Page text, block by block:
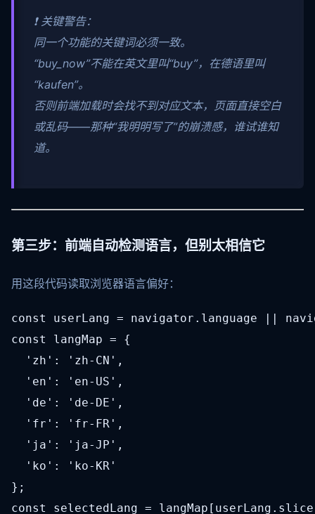
❗ 关键警告：
同一个功能的关键词必须一致。
“buy_now”不能在英文里叫“buy”，在德语里叫
“kaufen”。
否则前端加载时会找不到对应文本，页面直接空白
或乱码——那种“我明明写了”的崩溃感，谁试谁知
道。
第三步：前端自动检测语言，但别太相信它
用这段代码读取浏览器语言偏好：
const userLang = navigator.language ||
const langMap = {
'zh': 'zh-CN',
'en': 'en-US',
'de': 'de-DE',
'fr': 'fr-FR',
'ja': 'ja-JP',
'ko': 'ko-KR'
};
const selectedLang =